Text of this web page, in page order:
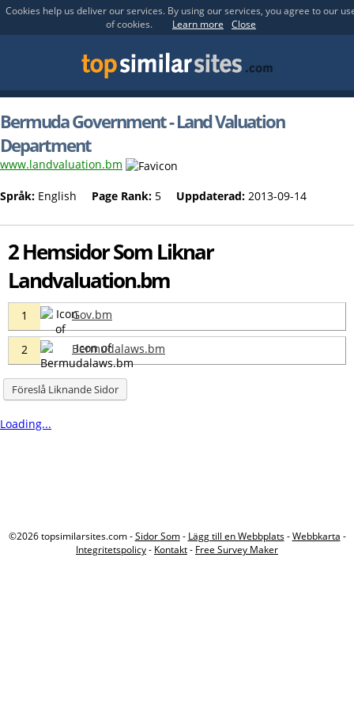
Cookies help us deliver our services. By using our services, you agree to our
of cookies.
Learn more Close
Bermuda Government - Land Valuation
Department
www.landvaluation.bm
Språk: English Page Rank: 5 Uppdaterad: 2013-09-14
2 Hemsidor Som Liknar
Landvaluation.bm
1 Gov.bm
2 Bermudalaws.bm
Föreslå Liknande Sidor
Loading...
©2026 topsimilarsites.com -Sidor Som- Lägg till en Webbplats-Webbkarta -
Integritetspolicy- Kontakt- Free Survey Maker